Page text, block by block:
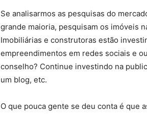
Se analisarmos as pesquisas do
grande maioria, pesquisam os imóveis
Imobiliárias e construtoras estão
empreendimentos em redes sociais e
conselho? Continue investindo na
um blog, etc.
O que pouca gente se deu conta é que